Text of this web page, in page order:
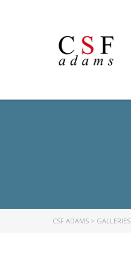
CSF ADAMS > GALLERIES